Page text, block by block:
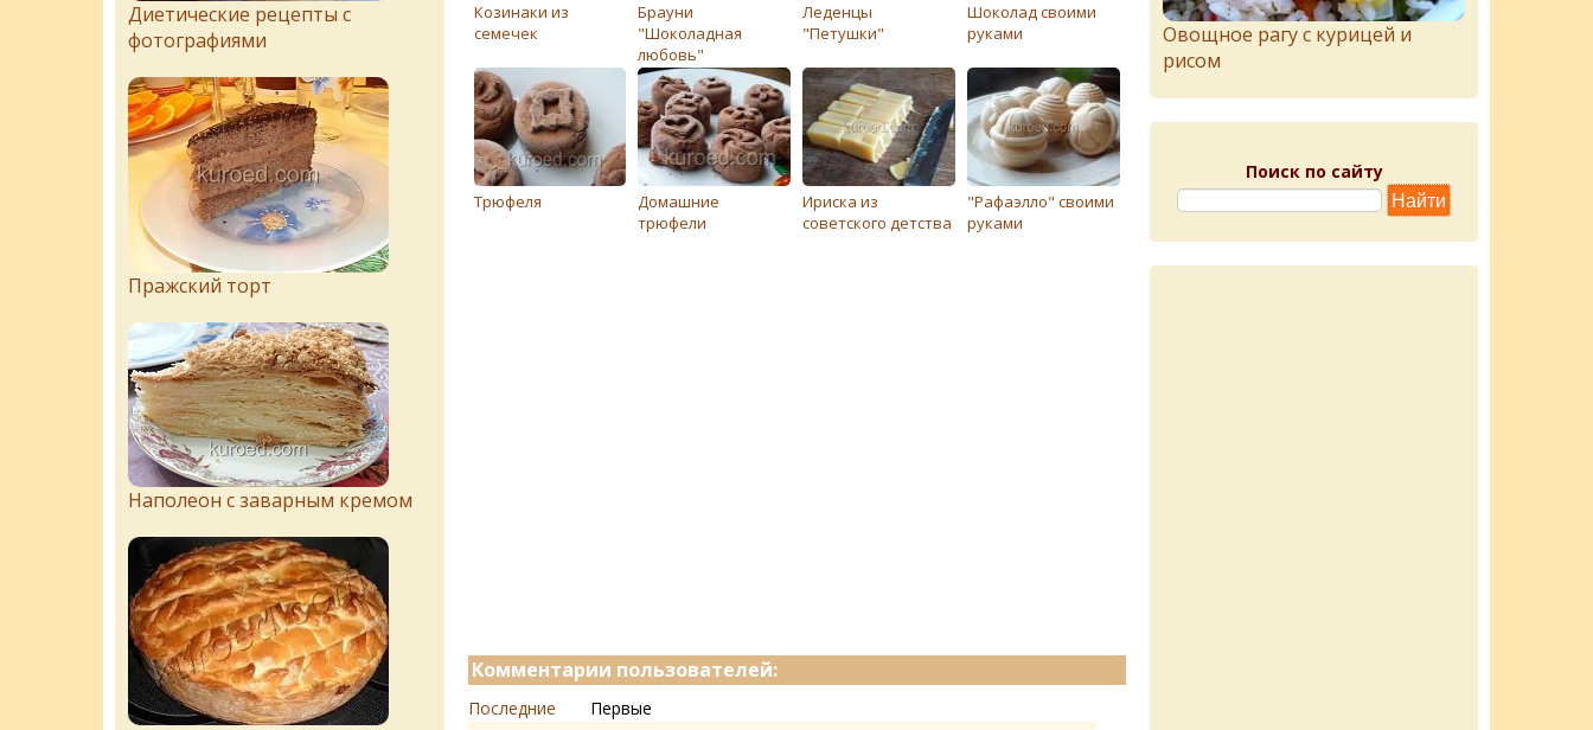
Козинаки из
семечек
Брауни
"Шоколадная
любовь"
Леденцы
"Петушки"
Шоколад своими
руками
Трюфеля
Домашние
трюфели
Ириска из
советского детства
"Рафаэлло" своими
руками
Комментарии пользователей:
Последние Первые
Диетические рецепты с
фотографиями
Пражский торт
Наполеон с заварным кремом
Овощное рагу с курицей и
рисом
Поиск по сайту